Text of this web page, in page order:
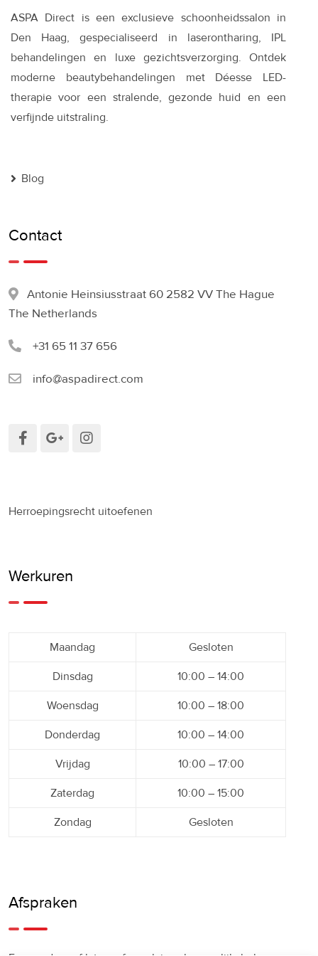
ASPA Direct is een exclusieve schoonheidssalon in
Den Haag, gespecialiseerd in laserontharing, IPL
behandelingen en luxe gezichtsverzorging. Ontdek
moderne beautybehandelingen met Déesse LED-
therapie voor een stralende, gezonde huid en een
verfijnde uitstraling.
Blog
Contact
Antonie Heinsiusstraat 60 2582 VV The Hague
The Netherlands
+31 65 11 37 656
info@aspadirect.com
Herroepingsrecht uitoefenen
Werkuren
Maandag Gesloten
Dinsdag 10:00 – 14:00
Woensdag 10:00 – 18:00
Donderdag 10:00 – 14:00
Vrijdag 10:00 – 17:00
Zaterdag 10:00 – 15:00
Zondag Gesloten
Afspraken